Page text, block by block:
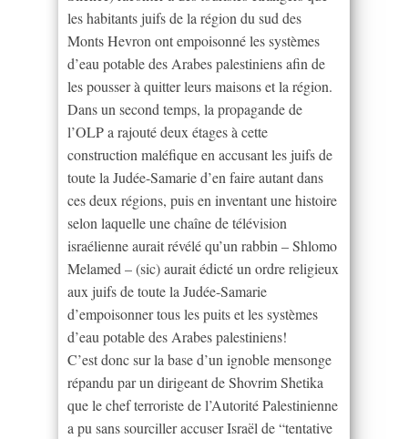
les habitants juifs de la région du sud des
Monts Hevron ont empoisonné les systèmes
d’eau potable des Arabes palestiniens afin de
les pousser à quitter leurs maisons et la région.
Dans un second temps, la propagande de
l’OLP a rajouté deux étages à cette
construction maléfique en accusant les juifs de
toute la Judée-Samarie d’en faire autant dans
ces deux régions, puis en inventant une histoire
selon laquelle une chaîne de télévision
israélienne aurait révélé qu’un rabbin – Shlomo
Melamed – (sic) aurait édicté un ordre religieux
aux juifs de toute la Judée-Samarie
d’empoisonner tous les puits et les systèmes
d’eau potable des Arabes palestiniens!
C’est donc sur la base d’un ignoble mensonge
répandu par un dirigeant de Shovrim Shetika
que le chef terroriste de l’Autorité Palestinienne
a pu sans sourciller accuser Israël de “tentative